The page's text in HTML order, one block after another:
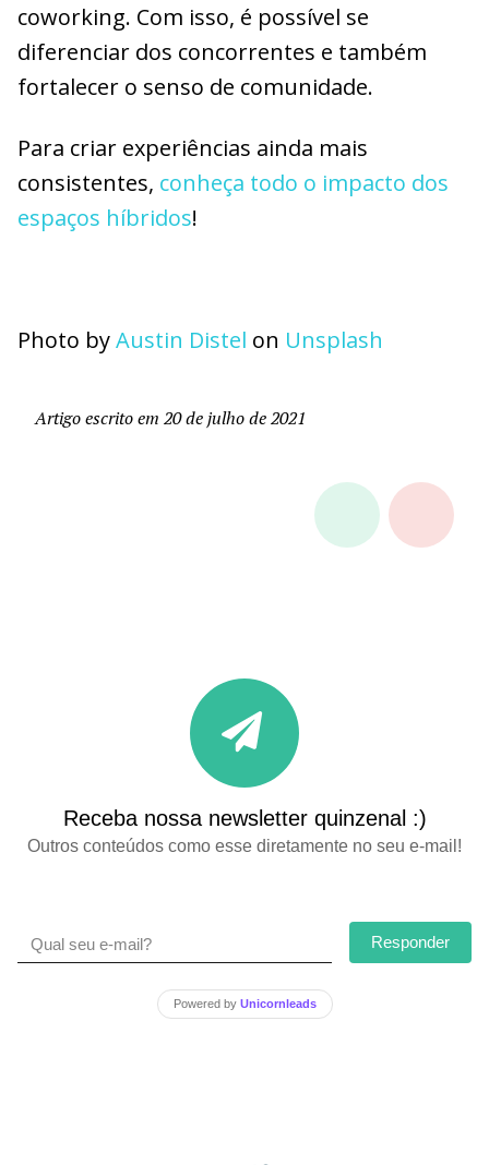
coworking. Com isso, é possível se
diferenciar dos concorrentes e também
fortalecer o senso de comunidade.
Para criar experiências ainda mais
consistentes, conheça todo o impacto dos
espaços híbridos!
Photo byAustin Distel on Unsplash
Artigo escrito em 20 de julho de 2021
Receba nossa newsletter quinzenal :)
Outros conteúdos como esse diretamente no seu e-mail!
Responder
Powered by Unicornleads